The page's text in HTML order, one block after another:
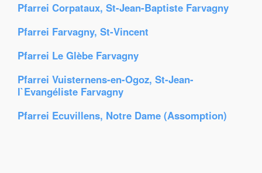
Pfarrei Corpataux, St-Jean-Baptiste Farvagny
Pfarrei Farvagny, St-Vincent
Pfarrei Le Glèbe Farvagny
Pfarrei Vuisternens-en-Ogoz, St-Jean-
l`Evangéliste Farvagny
Pfarrei Ecuvillens, Notre Dame (Assomption)